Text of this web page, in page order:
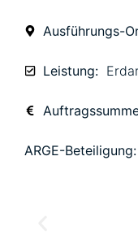
Ausführungs-
Leistung:
ARGE-Beteiligung: